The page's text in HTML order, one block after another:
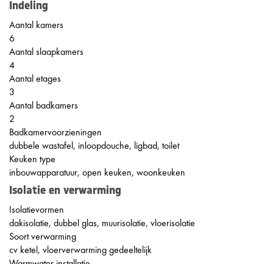
Indeling
Aantal kamers
6
Aantal slaapkamers
4
Aantal etages
3
Aantal badkamers
2
Badkamervoorzieningen
dubbele wastafel, inloopdouche, ligbad, toilet
Keuken type
inbouwapparatuur, open keuken, woonkeuken
Isolatie en verwarming
Isolatievormen
dakisolatie, dubbel glas, muurisolatie, vloerisolatie
Soort verwarming
cv ketel, vloerverwarming gedeeltelijk